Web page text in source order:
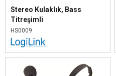
Stereo Kulaklık, Bass
Titreşimli
HS0009